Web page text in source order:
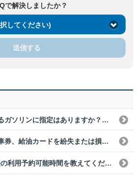
で解決しましたか？
してください)
送信する
トヨタシェアで給油するガソリンに指定はありますか？また違う油種の燃料を給油してしまった場合はどうすればいいですか？
トヨタシェアの定期駐車券、給油カードを紛失または損傷してしまった。どうすればいいですか？
aoi dカーシェアの最長の利用予約可能時間を教えてください。